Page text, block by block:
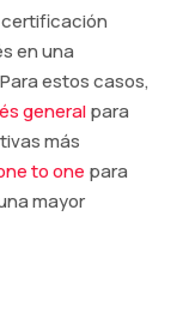
en una
estos casos,
generalpara
más
to one para
mayor